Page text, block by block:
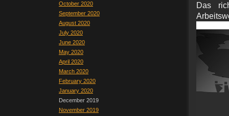
October 2020
September 2020
August 2020
July 2020
June 2020
May 2020
April 2020
March 2020
February 2020
January 2020
December 2019
November 2019
Das